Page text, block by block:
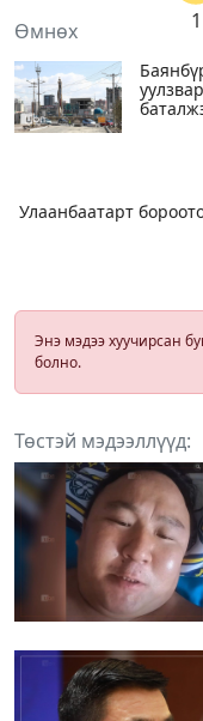
1
Өмнөх
Улаанбаатарт
Энэ мэдээ хуучирсан
болно.
Төстэй мэдээллүүд: